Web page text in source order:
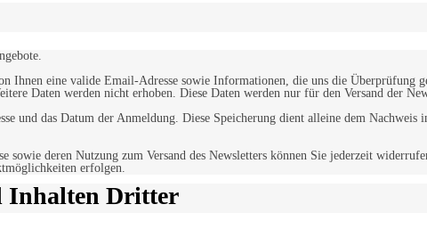
Ihnen eine valide Email-Adresse sowie Informationen, die uns die Überprüfung
Daten werden nicht erhoben. Diese Daten werden nur für den Versand der
und das Datum der Anmeldung. Diese Speicherung dient alleine dem Nachweis
deren Nutzung zum Versand des Newsletters können Sie jederzeit
erfolgen.
Inhalten Dritter